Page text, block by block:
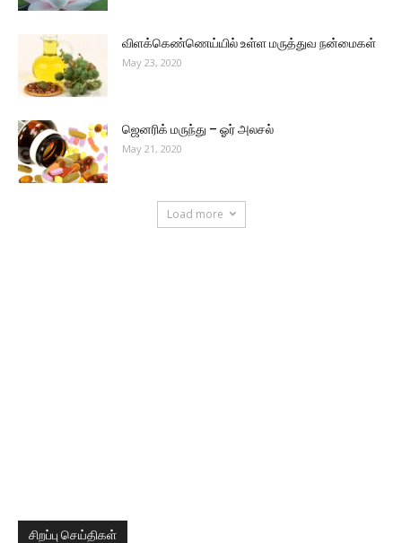
விளக்கெண்ணெய்யில் உள்ள மருத்துவ நன்மைகள்
May 23, 2020
ஜெனரிக் மருந்து – ஓர் அலசல்
May 21, 2020
Load more
சிறப்பு செய்திகள்